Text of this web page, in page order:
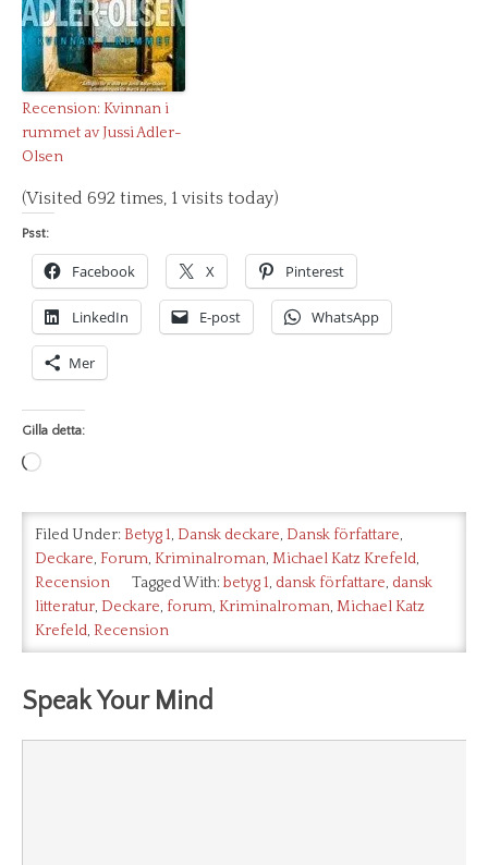
Recension: Kvinnan i
rummet av Jussi Adler-
Olsen
(Visited 692 times, 1 visits today)
Psst:
Facebook X Pinterest
LinkedIn E-post WhatsApp
Mer
Gilla detta:
Laddar
…
Filed Under: Betyg 1, Dansk deckare, Dansk författare,
Deckare, Forum, Kriminalroman, Michael Katz Krefeld,
Recension
Tagged With:betyg 1, dansk författare, dansk
litteratur, Deckare, forum, Kriminalroman, Michael Katz
Krefeld, Recension
Speak Your Mind